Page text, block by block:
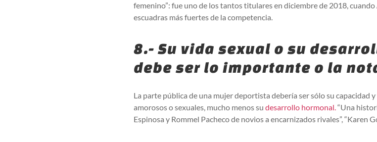
femenino”: fue uno de los tantos titulares en diciembre de 2018,
escuadras más fuertes de la competencia.
8.- Su vida sexual o su
debe ser lo importante o la
La parte pública de una mujer deportista debería ser sólo su capacidad
amorosos o sexuales, mucho menos sudesarrollo hormonal.“Una
Espinosa y Rommel Pacheco de novios a encarnizados rivales”, “Karen